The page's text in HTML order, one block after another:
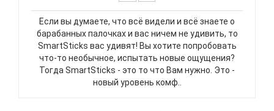
Если вы думаете, что всё видели и всё знаете о
барабанных палочках и вас ничем не удивить, то
SmartSticks вас удивят! Вы хотите попробовать
что-то необычное, испытать новые ощущения?
Тогда SmartSticks - это то что Вам нужно. Это -
новый уровень комф..